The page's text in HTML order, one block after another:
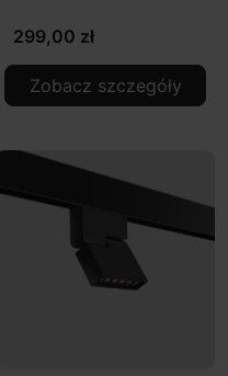
299,00 zł
Zobacz szczegóły